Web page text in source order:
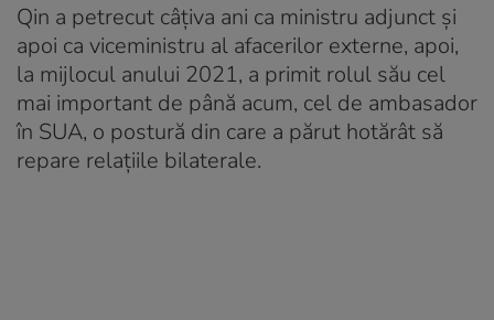
Qin a petrecut câțiva ani ca ministru adjunct și
apoi ca viceministru al afacerilor externe, apoi,
la mijlocul anului 2021, a primit rolul său cel
mai important de până acum, cel de ambasador
în SUA, o postură din care a părut hotărât să
repare relațiile bilaterale.